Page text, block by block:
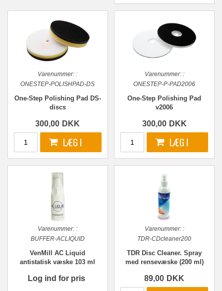
Varenummer: :
ONESTEP-POLISHPAD-DS
One-Step Polishing Pad DS-
discs
300,00 DKK
Varenummer::
ONESTEP-P-PAD2006
One-Step Polishing Pad
v2006
300,00 DKK
Varenummer: :
BUFFER-ACLIQUID
VenMill AC Liquid
antistatisk væske 103 ml
Log ind for pris
Varenummer::
TDR-CDcleaner200
TDR Disc Cleaner. Spray
med rensevæske (200 ml)
89,00 DKK